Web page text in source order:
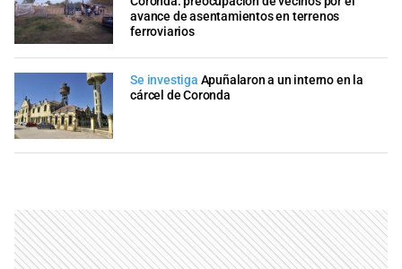
avance de asentamientos en terrenos
ferroviarios
Se investiga Apuñalaron a un interno en la
cárcel de Coronda